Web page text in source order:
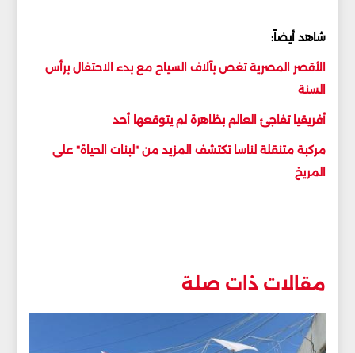
شاهد أيضاً:
الأقصر المصرية تغص بآلاف السياح مع بدء الاحتفال برأس
السنة
أفريقيا تفاجئ العالم بظاهرة لم يتوقعها أحد
مركبة متنقلة لناسا تكتشف المزيد من "لبنات الحياة" على
المريخ
مقالات ذات صلة